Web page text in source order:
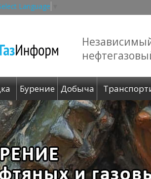
Language
Бурение Добыча